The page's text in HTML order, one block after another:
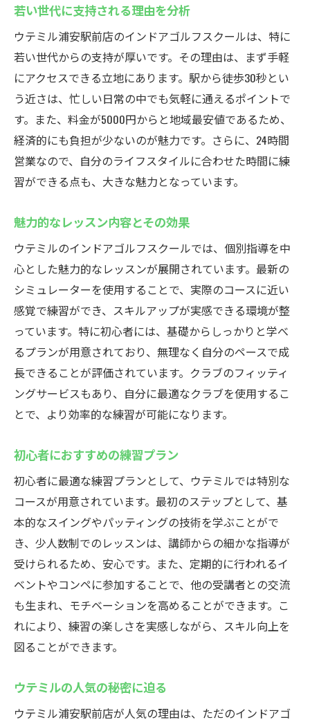
若い世代に支持される理由を分析
ウテミル浦安駅前店のインドアゴルフスクールは、特に
若い世代からの支持が厚いです。その理由は、まず手軽
にアクセスできる立地にあります。駅から徒歩30秒とい
う近さは、忙しい日常の中でも気軽に通えるポイントで
す。また、料金が5000円からと地域最安値であるため、
経済的にも負担が少ないのが魅力です。さらに、24時間
営業なので、自分のライフスタイルに合わせた時間に練
習ができる点も、大きな魅力となっています。
魅力的なレッスン内容とその効果
ウテミルのインドアゴルフスクールでは、個別指導を中
心とした魅力的なレッスンが展開されています。最新の
シミュレーターを使用することで、実際のコースに近い
感覚で練習ができ、スキルアップが実感できる環境が整
っています。特に初心者には、基礎からしっかりと学べ
るプランが用意されており、無理なく自分のペースで成
長できることが評価されています。クラブのフィッティ
ングサービスもあり、自分に最適なクラブを使用するこ
とで、より効率的な練習が可能になります。
初心者におすすめの練習プラン
初心者に最適な練習プランとして、ウテミルでは特別な
コースが用意されています。最初のステップとして、基
本的なスイングやパッティングの技術を学ぶことがで
き、少人数制でのレッスンは、講師からの細かな指導が
受けられるため、安心です。また、定期的に行われるイ
ベントやコンペに参加することで、他の受講者との交流
も生まれ、モチベーションを高めることができます。こ
れにより、練習の楽しさを実感しながら、スキル向上を
図ることができます。
ウテミルの人気の秘密に迫る
ウテミル浦安駅前店が人気の理由は、ただのインドアゴ